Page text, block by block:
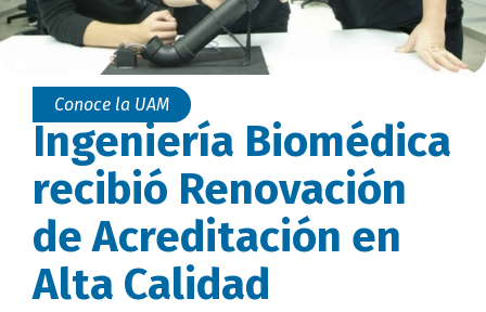
Conoce la UAM
Ingeniería Biomédica
recibió Renovación
de Acreditación en
Alta Calidad